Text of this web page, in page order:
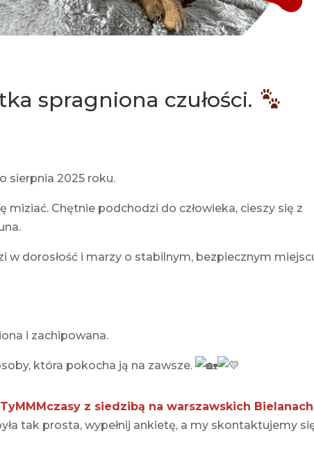
spragniona czułości.
sierpnia 2025 roku.
miziać. Chętnie podchodzi do człowieka, cieszy się z
w dorosłość i marzy o stabilnym, bezpiecznym
i zachipowana.
która pokocha ją na zawsze.
z siedzibą na warszawskich
tak prosta, wypełnij ankietę, a my skontaktujemy